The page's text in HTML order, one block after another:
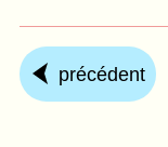
précédent